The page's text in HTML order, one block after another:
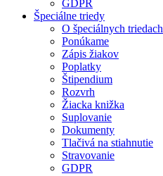
GDPR
Špeciálne triedy
O špeciálnych triedach
Ponúkame
Zápis žiakov
Poplatky
Štipendium
Rozvrh
Žiacka knižka
Suplovanie
Dokumenty
Tlačivá na stiahnutie
Stravovanie
GDPR